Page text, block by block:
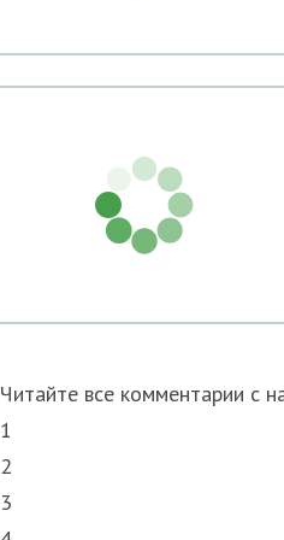
Читайте все комментарии с
1
2
3